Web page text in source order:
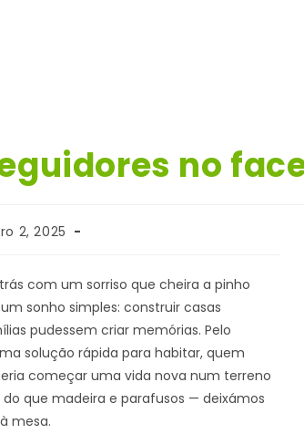
no
2, 2025
com um sorriso que cheira a pinho
sonho simples: construir casas
pudessem criar memórias. Pelo
solução rápida para habitar, quem
começar uma vida nova num terreno
que madeira e parafusos — deixámos
mesa.